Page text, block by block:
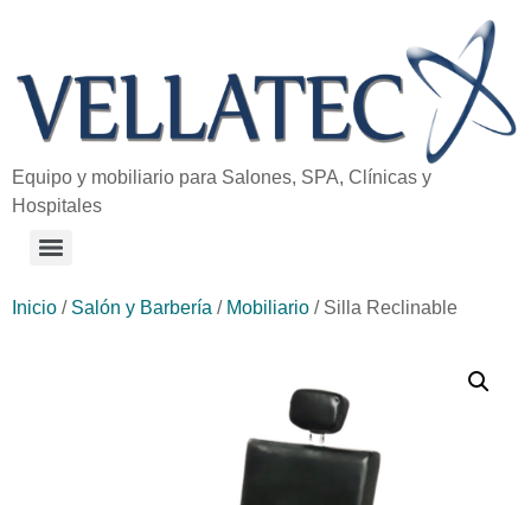
Equipo y mobiliario para Salones, SPA, Clínicas y
Hospitales
Inicio / Salón y Barbería / Mobiliario / Silla Reclinable